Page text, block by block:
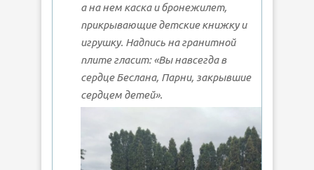
а на нем каска и бронежилет,
прикрывающие детские книжку и
игрушку. Надпись на гранитной
плите гласит: «Вы навсегда в
сердце Беслана, Парни, закрывшие
сердцем детей».